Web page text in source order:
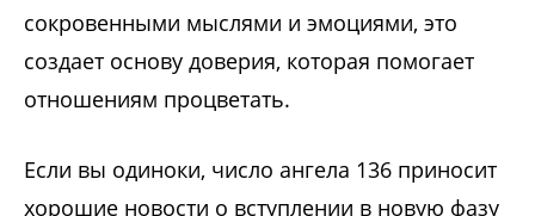
сокровенными мыслями и эмоциями, это
создает основу доверия, которая помогает
отношениям процветать.
Если вы одиноки, число ангела 136 приносит
хорошие новости о вступлении в новую фазу